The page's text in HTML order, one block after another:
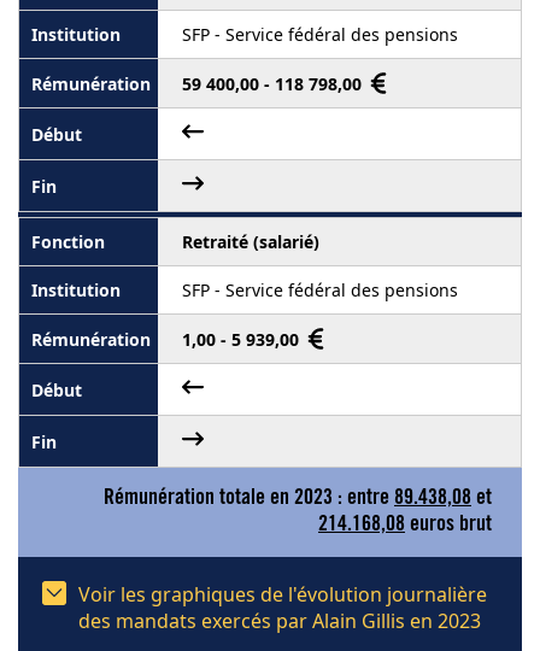
SFP - Service fédéral des pensions
59 400,00 - 118 798,00
Retraité (salarié)
SFP - Service fédéral des pensions
1,00 - 5 939,00
Rémunération totale en 2023 : entre 89.438,08 et
214.168,08 euros brut
Voir les graphiques de l'évolution journalière
des mandats exercés par Alain Gillis en 2023